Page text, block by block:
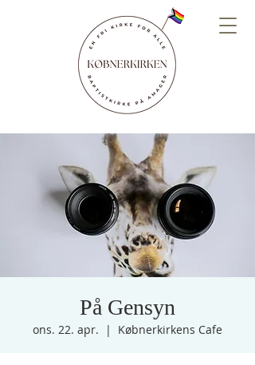
På Gensyn
ons. 22. apr.
  |
Købnerkirkens Cafe